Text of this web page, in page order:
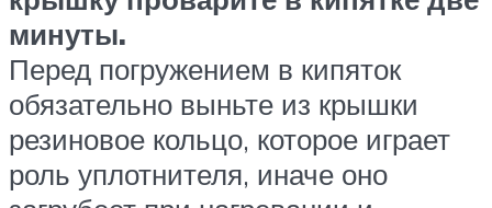
минуты.
Перед погружением в кипяток
обязательно выньте из крышки
резиновое кольцо, которое играет
роль уплотнителя, иначе оно